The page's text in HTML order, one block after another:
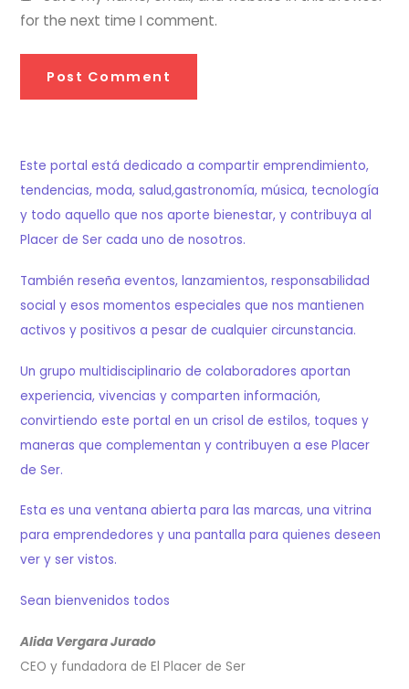
for the next time I comment.
Este portal está dedicado a compartir emprendimiento,
tendencias, moda, salud,gastronomía, música, tecnología
y todo aquello que nos aporte bienestar, y contribuya al
Placer de Ser cada uno de nosotros.
También reseña eventos, lanzamientos, responsabilidad
social y esos momentos especiales que nos mantienen
activos y positivos a pesar de cualquier circunstancia.
Un grupo multidisciplinario de colaboradores aportan
experiencia, vivencias y comparten información,
convirtiendo este portal en un crisol de estilos, toques y
maneras que complementan y contribuyen a ese Placer
de Ser.
Esta es una ventana abierta para las marcas, una vitrina
para emprendedores y una pantalla para quienes deseen
ver y ser vistos.
Sean bienvenidos todos
Alida Vergara Jurado
CEO y fundadora de El Placer de Ser